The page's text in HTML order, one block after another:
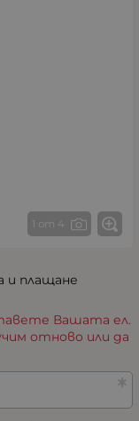
1 от 4
и плащане
Вашата ел.
отново или да